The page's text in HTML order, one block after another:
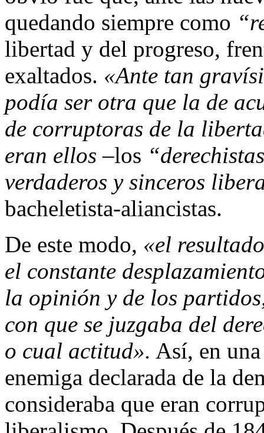
quedando siempre como
libertad y del progreso,
exaltados. «Ante tan
podía ser otra que la de
de corruptoras de la
eran ellos –los
verdaderos y sinceros
bacheletista-aliancistas.
De este modo, «el
el constante
la opinión y de los
con que se juzgaba del
o cual actitud». Así, en
enemiga declarada de la
consideraba que eran